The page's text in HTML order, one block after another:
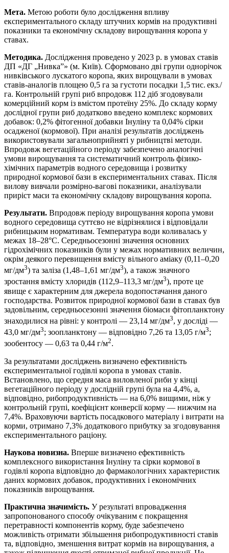
Мета. Метою роботи було дослідження впливу
експериментального складу штучних кормів на продуктивні
показники та економічну складову вирощування коропа у
ставах.
Методика. Дослідження проведено у 2023 р. в умовах ставів
ДП «ДГ „Нивка”» (м. Київ). Сформовано дві групи однорічок
нивківського лускатого коропа, яких вирощували в умовах
ставів-аналогів площею 0,5 га за густоти посадки 1,5 тис. екз./
га. Контрольній групі риб впродовж 112 діб згодовували
комерційний корм із вмістом протеїну 25%. До складу корму
дослідної групи риб додатково введено комплекс кормових
добавок: 0,2% фітогенної добавки Інуліну та 0,04% сірки
осадженої (кормової). При аналізі результатів досліджень
використовували загальноприйняті у рибництві методи.
Впродовж вегетаційного періоду забезпечено аналогічні
умови вирощування та систематичний контроль фізико-
хімічних параметрів водного середовища і розвитку
природної кормової бази в експериментальних ставах. Після
вилову вивчали розмірно-вагові показники, аналізували
приріст маси та економічну складову вирощування коропа.
Результати. Впродовж періоду вирощування коропа умови
водного середовища суттєво не відрізнялися і відповідали
рибницьким нормативам. Температура води коливалась у
межах 18–28°С. Середньосезонні значення основних
гідрохімічних показників були у межах нормативних величин,
окрім деякого перевищення вмісту вільного аміаку (0,11–0,20
мг/дм3) та заліза (1,48–1,61 мг/дм3), а також значного
зростання вмісту хлоридів (112,9–113,3 мг/дм3), проте це
явище є характерним для джерела водопостачання даного
господарства. Розвиток природної кормової бази в ставах був
задовільним, середньосезонні значення біомаси фітопланктону
знаходилися на рівні: у контролі — 23,14 мг/дм3, у досліді —
43,0 мг/дм3; зоопланктону — відповідно 7,26 та 13,05 г/м3;
зообентосу — 0,63 та 0,44 г/м2.
За результатами досліджень визначено ефективність
експериментальної годівлі коропа в умовах ставів.
Встановлено, що середня маса виловленої риби у кінці
вегетаційного періоду у дослідній групі була на 4,4%, а,
відповідно, рибопродуктивність — на 6,0% вищими, ніж у
контрольній групі, коефіцієнт конверсії корму — нижчим на
7,4%. Враховуючи вартість посадкового матеріалу і витрати на
корми, отримано 7,3% додаткового прибутку за згодовування
експериментального раціону.
Наукова новизна. Вперше визначено ефективність
комплексного використання Інуліну та сірки кормової в
годівлі коропа відповідно до фармакологічних характеристик
даних кормових добавок, продуктивних і економічних
показників вирощування.
Практична значимість. У результаті впровадження
запропонованого способу очікуваним є покращення
перетравності компонентів корму, буде забезпечено
можливість отримати збільшення рибопродуктивності ставів
та, відповідно, зменшення витрат кормів на вирощування, а